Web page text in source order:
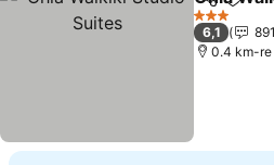
3 Kategória
6,1
0.4 km-re